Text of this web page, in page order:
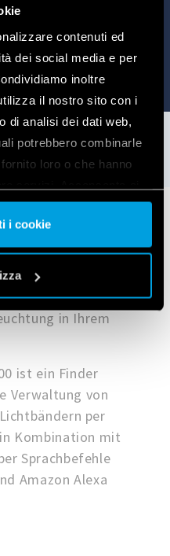
contenuti ed
dei social media e per
inoltre
il nostro sito con i
di analisi dei dati web,
potrebbero combinarle
loro o che hanno
il nostro sito web.
a
i cookie
innerhalb eines
in Ihrem
ist ein Finder
Verwaltung von
per
Kombination mit
Sprachbefehle
Amazon Alexa